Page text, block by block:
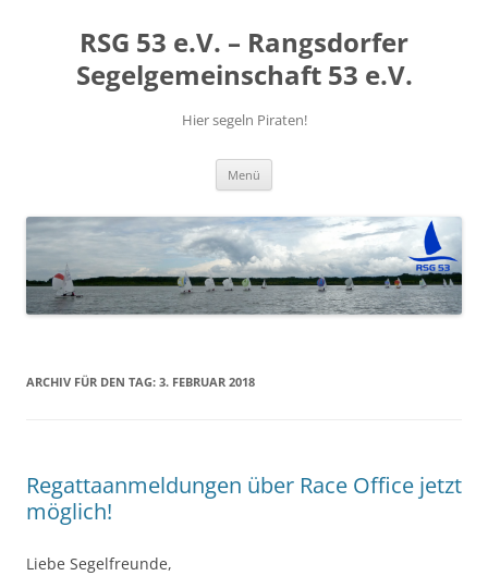
RSG 53 e.V. – Rangsdorfer
Segelgemeinschaft 53 e.V.
Hier segeln Piraten!
Menü
ARCHIV FÜR DEN TAG: 3. FEBRUAR 2018
Regattaanmeldungen über Race Office jetzt
möglich!
Liebe Segelfreunde,